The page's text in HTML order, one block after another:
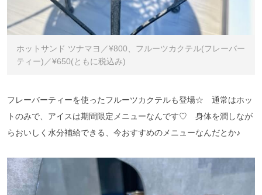
ホットサンド ツナマヨ／¥800、フルーツカクテル(フレーバー
ティー)／¥650(ともに税込み)
フレーバーティーを使ったフルーツカクテルも登場☆ 通常はホッ
トのみで、アイスは期間限定メニューなんです♡ 身体を潤しなが
らおいしく水分補給できる、今おすすめのメニューなんだとか♪